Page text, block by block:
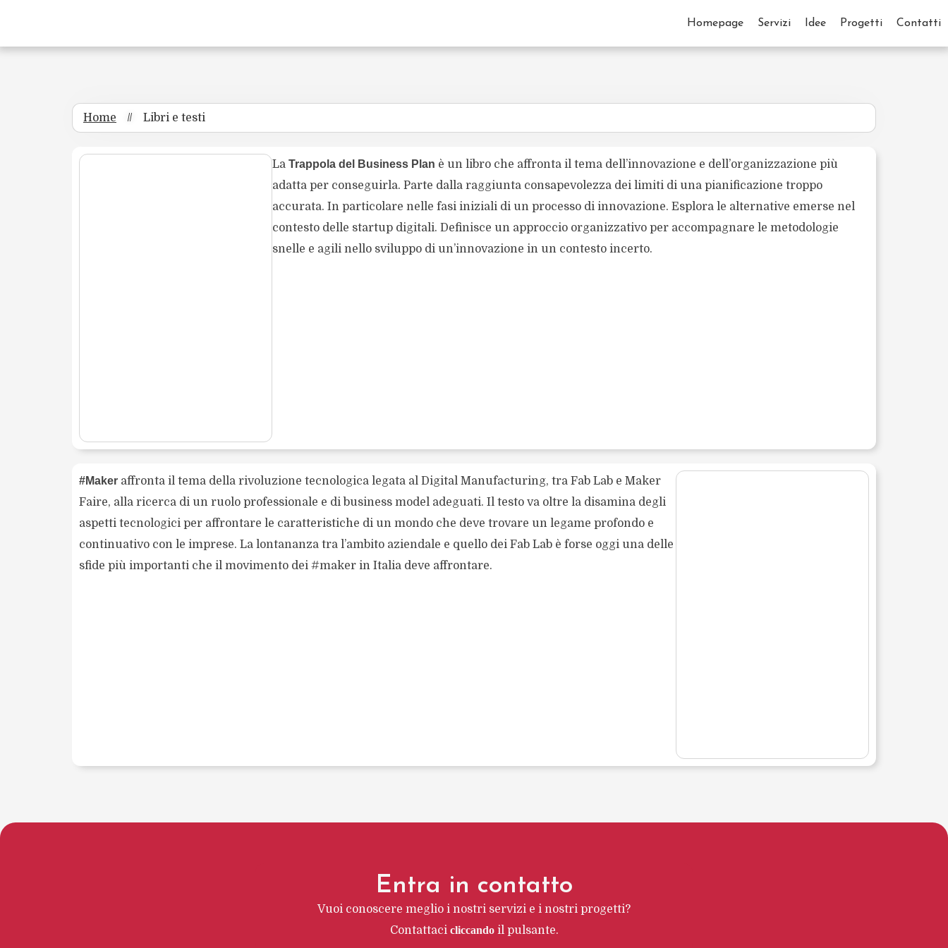
Homepage Servizi Idee Progetti Contatti
Home // Libri e testi
LaTrappola del Business Plan è un libro che affronta il tema dell’innovazione e dell’organizzazione più
adatta per conseguirla. Parte dalla raggiunta consapevolezza dei limiti di una pianificazione troppo
accurata. In particolare nelle fasi iniziali di un processo di innovazione. Esplora le alternative emerse nel
contesto delle startup digitali. Definisce un approccio organizzativo per accompagnare le metodologie
snelle e agili nello sviluppo di un’innovazione in un contesto incerto.
#Maker affronta il tema della rivoluzione tecnologica legata al Digital Manufacturing, tra Fab Lab e Maker
Faire, alla ricerca di un ruolo professionale e di business model adeguati. Il testo va oltre la disamina degli
aspetti tecnologici per affrontare le caratteristiche di un mondo che deve trovare un legame profondo e
continuativo con le imprese. La lontananza tra l’ambito aziendale e quello dei Fab Lab è forse oggi una delle
sfide più importanti che il movimento dei #maker in Italia deve affrontare.
Entra in contatto
Vuoi conoscere meglio i nostri servizi e i nostri progetti?
Contattaci cliccandoil pulsante.